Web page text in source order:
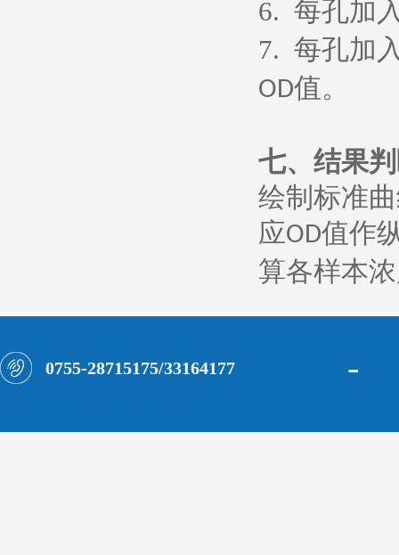
6. 每孔加
7. 每孔加
OD值。
七、 结果
绘制标准
应OD值作
算各样本
0755-28715175/33164177 -